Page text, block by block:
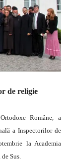
de religie
Române, a
a Inspectorilor de
la Academia
Sus.